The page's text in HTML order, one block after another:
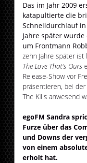
Das im Jahr 2009
katapultierte die
Schnelldurchlauf
Jahre später
um Frontmann
zehn Jahre später
The Love That's Ours
Release-Show vor
präsentieren, bei der
The Kills anwesend
egoFM Sandra
Furze über das
und Downs der
von einem
erholt hat.